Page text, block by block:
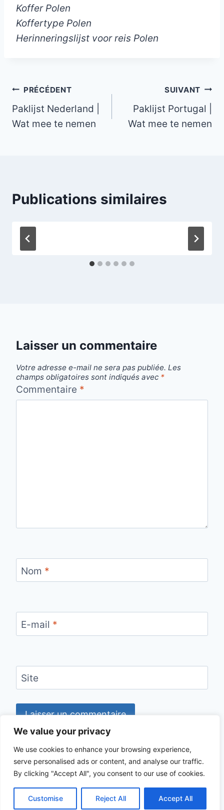
We value your privacy
We use cookies to enhance your browsing experience,
serve personalised ads or content, and analyse our traffic.
By clicking "Accept All", you consent to our use of cookies.
Customise Reject All Accept All
Koffer Polen
Koffertype Polen
Herinneringslijst voor reis Polen
Navigation
de
PRÉCÉDENT
Paklijst Nederland |
Wat mee te nemen
SUIVANT
Paklijst Portugal |
Wat mee te nemen
Publications similaires
Laisser un commentaire
Votre adresse e-mail ne sera pas publiée. Les
champs obligatoires sont indiqués avec *
Commentaire *
Nom *
E-mail *
Site
© 2026 CHECKLIST VOYAGE - Thème
WordPress parKadence WP